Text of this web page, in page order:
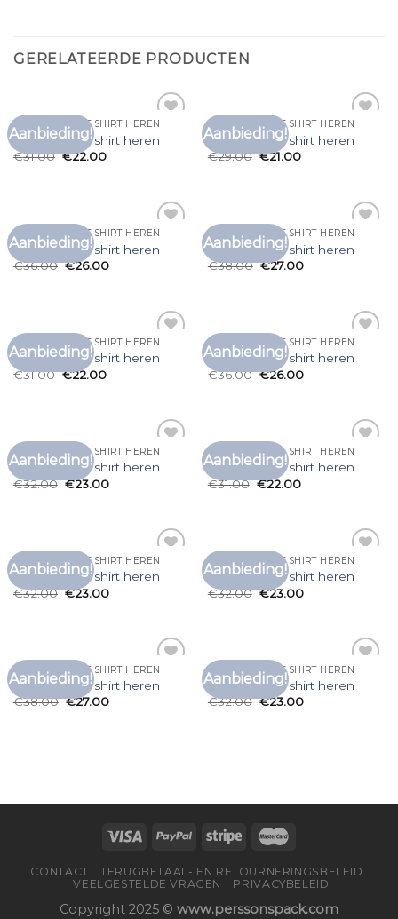
GERELATEERDE PRODUCTEN
Aanbieding!
aan
LONG SLEEVE T SHIRT HEREN
long sleeve t shirt heren
€31.00 €22.00
Aanbieding!
aan
LONG SLEEVE T SHIRT HEREN
long sleeve t shirt heren
€29.00 €21.00
Aanbieding!
aan
LONG SLEEVE T SHIRT HEREN
long sleeve t shirt heren
€36.00 €26.00
Aanbieding!
aan
LONG SLEEVE T SHIRT HEREN
long sleeve t shirt heren
€38.00 €27.00
Aanbieding!
aan
LONG SLEEVE T SHIRT HEREN
long sleeve t shirt heren
€31.00 €22.00
Aanbieding!
aan
LONG SLEEVE T SHIRT HEREN
long sleeve t shirt heren
€36.00 €26.00
Aanbieding!
aan
LONG SLEEVE T SHIRT HEREN
long sleeve t shirt heren
€32.00 €23.00
Aanbieding!
aan
LONG SLEEVE T SHIRT HEREN
long sleeve t shirt heren
€31.00 €22.00
Aanbieding!
aan
LONG SLEEVE T SHIRT HEREN
long sleeve t shirt heren
€32.00 €23.00
Aanbieding!
aan
LONG SLEEVE T SHIRT HEREN
long sleeve t shirt heren
€32.00 €23.00
Aanbieding!
aan
LONG SLEEVE T SHIRT HEREN
long sleeve t shirt heren
€38.00 €27.00
Aanbieding!
aan
LONG SLEEVE T SHIRT HEREN
long sleeve t shirt heren
€32.00 €23.00
CONTACT
TERUGBETAAL- EN RETOURNERINGSBELEID
VEELGESTELDE VRAGEN
PRIVACYBELEID
Copyright 2025 © www.perssonspack.com